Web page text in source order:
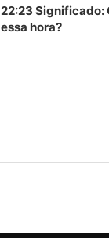
22:23 Significado:
essa hora?